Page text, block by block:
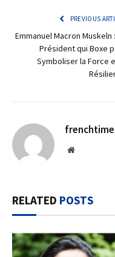
PREVIOUS
Emmanuel Macron Muskeln
Président qui Boxe
Symboliser la Force
Website
RELATED POSTS